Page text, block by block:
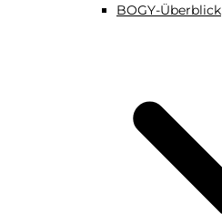
BOGY-Überblick